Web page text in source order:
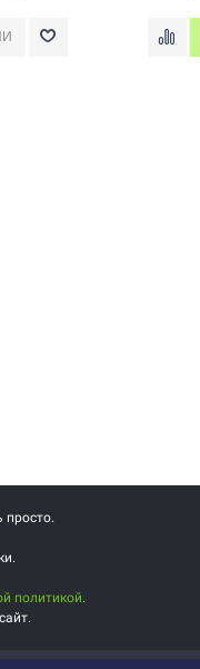
просто.
политикой.